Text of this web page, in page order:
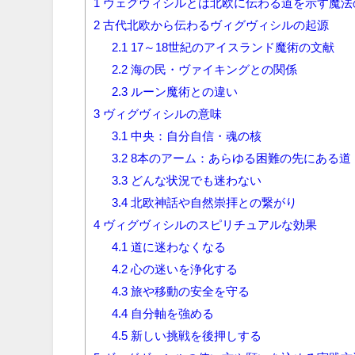
1 ヴェグヴィシルとは北欧に伝わる道を示す魔
2 古代北欧から伝わるヴィグヴィシルの起源
2.1 17～18世紀のアイスランド魔術の文献
2.2 海の民・ヴァイキングとの関係
2.3 ルーン魔術との違い
3 ヴィグヴィシルの意味
3.1 中央：自分自信・魂の核
3.2 8本のアーム：あらゆる困難の先にある道
3.3 どんな状況でも迷わない
3.4 北欧神話や自然崇拝との繋がり
4 ヴィグヴィシルのスピリチュアルな効果
4.1 道に迷わなくなる
4.2 心の迷いを浄化する
4.3 旅や移動の安全を守る
4.4 自分軸を強める
4.5 新しい挑戦を後押しする